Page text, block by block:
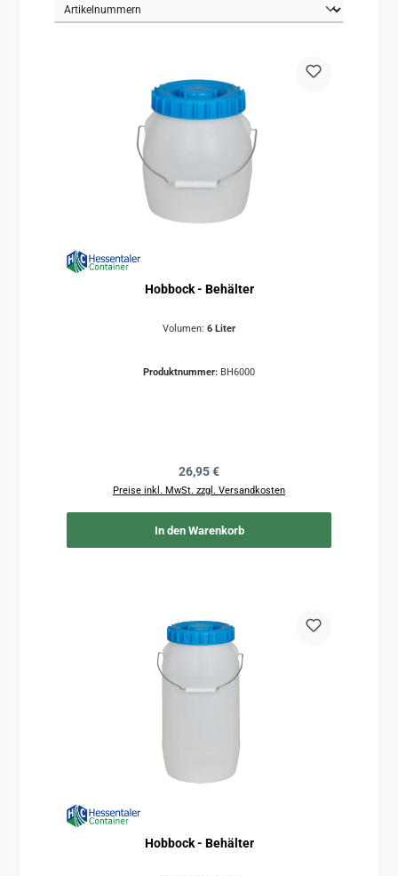
Hobbock - Behälter
Volumen: 6 Liter
Produktnummer: BH6000
Regulärer Preis:
26,95 €
Preise inkl. MwSt. zzgl. Versandkosten
In den Warenkorb
Hobbock - Behälter